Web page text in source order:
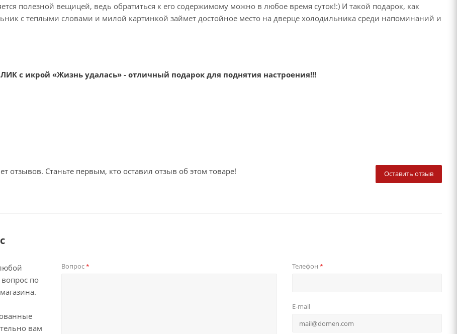
полезной вещицей, ведь обратиться к его содержимому можно в любое время суток!:) И такой подарок, как
с теплыми словами и милой картинкой займет достойное место на дверце холодильника среди напоминаний и
с икрой «Жизнь удалась» - отличный подарок для поднятия настроения!!!
Оставить отзыв
отзывов. Станьте первым, кто оставил отзыв об этом товаре!
по
вам
Вопрос* Телефон *
E-mail